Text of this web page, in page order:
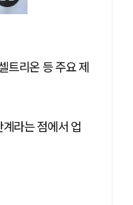
리온 등 주요 제
라는 점에서 업